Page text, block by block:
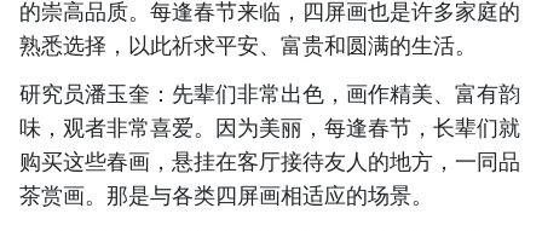
的崇高品质。每逢春节来临，四屏画也是许多家庭的
熟悉选择，以此祈求平安、富贵和圆满的生活。
研究员潘玉奎：先辈们非常出色，画作精美、富有韵
味，观者非常喜爱。因为美丽，每逢春节，长辈们就
购买这些春画，悬挂在客厅接待友人的地方，一同品
茶赏画。那是与各类四屏画相适应的场景。